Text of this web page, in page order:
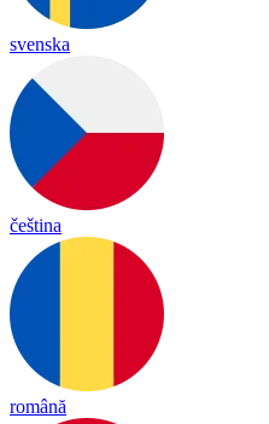
svenska
čeština
română